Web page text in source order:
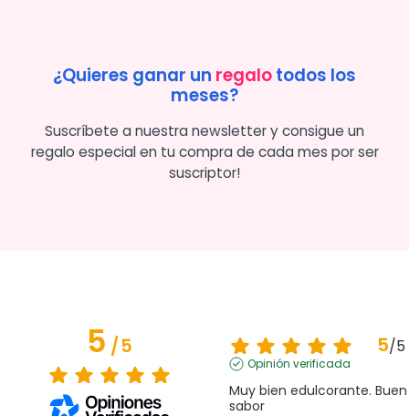
¿Quieres ganar un regalotodos los
meses?
Suscríbete a nuestra newsletter y consigue un
regalo especial en tu compra de cada mes por ser
suscriptor!
5/5 5/5
Opinión verificada
Muy bien edulcorante. Buen
sabor